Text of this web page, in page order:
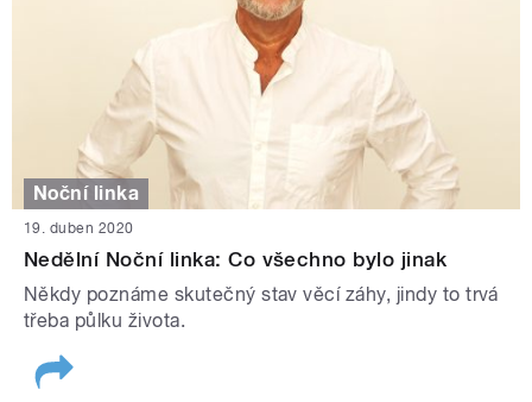
Noční linka
19. duben 2020
Nedělní Noční linka: Co všechno bylo jinak
Někdy poznáme skutečný stav věcí záhy, jindy to trvá
třeba půlku života.